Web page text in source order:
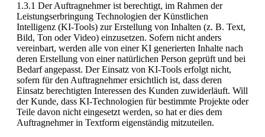
1.3.1 Der Auftragnehmer ist berechtigt, im Rahmen der
Leistungserbringung Technologien der Künstlichen
Intelligenz (KI-Tools) zur Erstellung von Inhalten (z. B. Text,
Bild, Ton oder Video) einzusetzen. Sofern nicht anders
vereinbart, werden alle von einer KI generierten Inhalte nach
deren Erstellung von einer natürlichen Person geprüft und bei
Bedarf angepasst. Der Einsatz von KI-Tools erfolgt nicht,
sofern für den Auftragnehmer ersichtlich ist, dass deren
Einsatz berechtigten Interessen des Kunden zuwiderläuft. Will
der Kunde, dass KI-Technologien für bestimmte Projekte oder
Teile davon nicht eingesetzt werden, so hat er dies dem
Auftragnehmer in Textform eigenständig mitzuteilen.